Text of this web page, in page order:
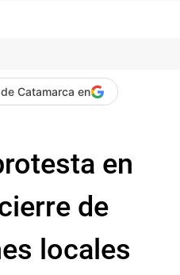
Catamarca en
en
de
locales